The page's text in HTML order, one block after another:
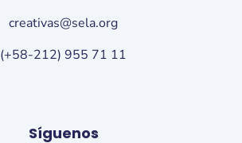
creativas@sela.org
(+58-212) 955 71 11
Síguenos